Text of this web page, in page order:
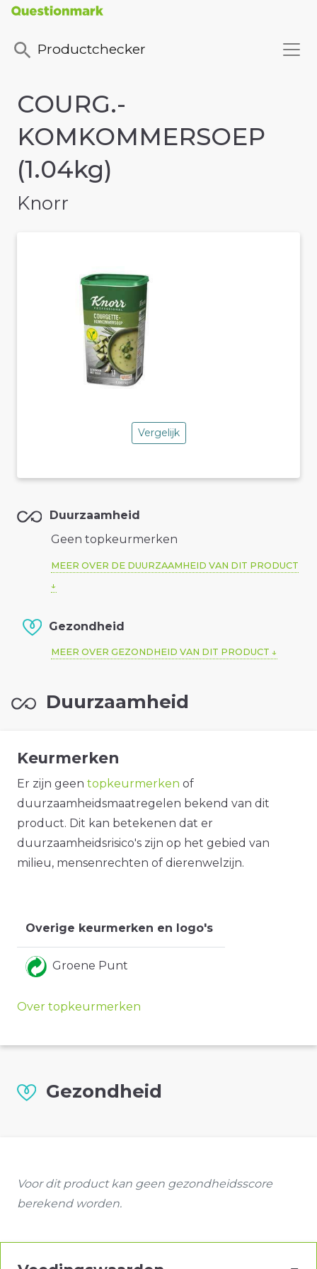
Productchecker
COURG.-
KOMKOMMERSOEP
(1.04kg)
Knorr
Vergelijk
Duurzaamheid
Geen topkeurmerken
MEER OVER DE DUURZAAMHEID VAN DIT PRODUCT
Gezondheid
MEER OVER GEZONDHEID VAN DIT PRODUCT
Duurzaamheid
Keurmerken
Er zijn geen topkeurmerken of
duurzaamheidsmaatregelen bekend van dit
product. Dit kan betekenen dat er
duurzaamheidsrisico's zijn op het gebied van
milieu, mensenrechten of dierenwelzijn.
Overige keurmerken en logo's
Groene Punt
Over topkeurmerken
Gezondheid
Voor dit product kan geen gezondheidsscore
berekend worden.